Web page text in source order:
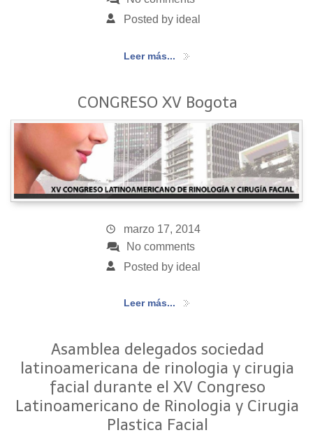
Posted by ideal
Leer más...
CONGRESO XV Bogota
marzo 17, 2014
No comments
Posted by ideal
Leer más...
Asamblea delegados sociedad
latinoamericana de rinologia y cirugia
facial durante el XV Congreso
Latinoamericano de Rinologia y Cirugia
Plastica Facial